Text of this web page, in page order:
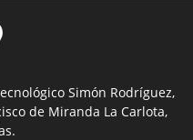
Simón Rodríguez,
de Miranda La Carlota,